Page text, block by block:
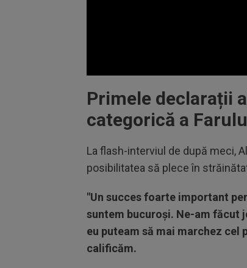
Primele declarații
categorică a
La flash-interviul de după meci,
posibilitatea să plece în
"Un succes foarte important
suntem bucuroși. Ne-am făcut
eu puteam să mai marchez cel
calificăm.